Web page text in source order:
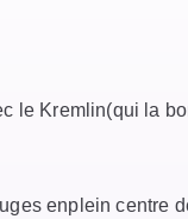
le Kremlin(qui la
enplein centre